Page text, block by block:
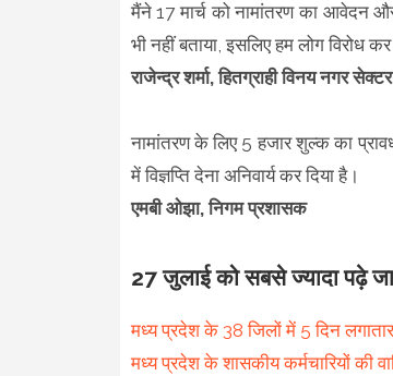
मैंने 17 मार्च को नामांतरण का आवेदन
भी नहीं बताया, इसलिए हम लोग
राजेन्द्र शर्मा, हितग्राही विनय नगर
नामांतरण के लिए 5 हजार शुल्क का
में विज्ञप्ति देना अनिवार्य कर दिया है।
एमबी ओझा, निगम प्रशासक
27 जुलाई को सबसे ज्यादा पढ़े
मध्य प्रदेश के 38 जिलों में 5 दिन लगातार
मध्य प्रदेश के शासकीय कर्मचारियों की